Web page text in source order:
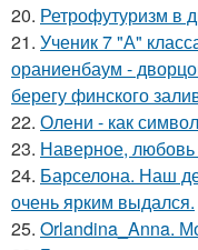
20. Ретрофутуризм в
21. Ученик 7 "А"
ораниенбаум -
берегу финского
22. Олени - как
23. Наверное, любовь
24. Барселона. Наш
очень ярким выдался.
25. Orlandina_Anna.